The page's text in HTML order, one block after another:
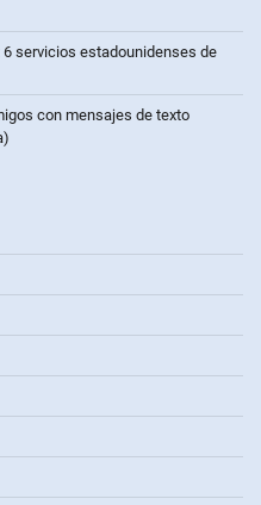
servicios estadounidenses de
con mensajes de texto